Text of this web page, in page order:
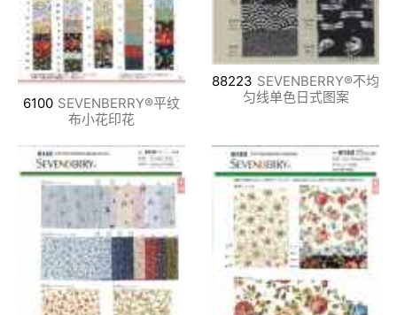
6100 SEVENBERRY®平纹
布小花印花
88223 SEVENBERRY®不均
匀线单色日式图案